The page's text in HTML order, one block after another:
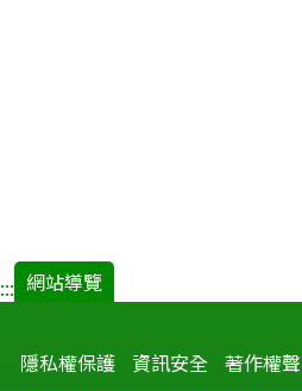
::: 網站導覽
隱私權保護 資訊安全 著作權